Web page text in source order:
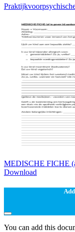
MEDISCHE FICHE
Download
You can add this